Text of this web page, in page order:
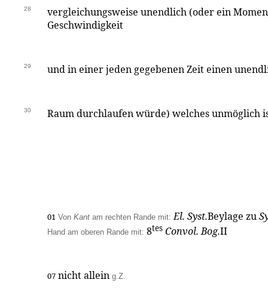
28
vergleichungsweise unendlich (oder ein
Geschwindigkeit
29 und in einer jeden gegebenen Zeit einen
30 Raum durchlaufen würde) welches unmöglich
01 Von Kant am rechten Rande mit: El. Syst.Beylage zu
Hand am oberen Rande mit: 8tes Convol. Bog.II
07 nicht allein g.Z.